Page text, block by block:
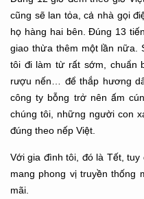
cũng sẽ lan tỏa, cả nhà gọi
họ hàng hai bên. Đúng 13
giao thừa thêm một lần nữa.
tôi đi làm từ rất sớm, chuẩn
rượu nến… để thắp hương
công ty bỗng trở nên ấm
chúng tôi, những người con
đúng theo nếp Việt.
Với gia đình tôi, đó là Tết,
mang phong vị truyền thống
mãi.